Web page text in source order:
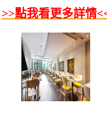
>>點我看更多詳情